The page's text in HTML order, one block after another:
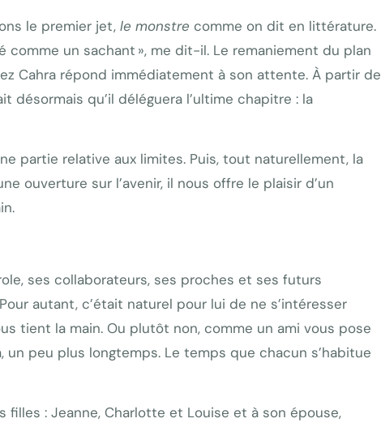
le premier jet, le monstre comme on dit en littérature.
comme un sachant », me dit-il. Le remaniement du plan
Cahra répond immédiatement à son attente. À partir de
désormais qu’il déléguera l’ultime chapitre : la
partie relative aux limites. Puis, tout naturellement, la
ouverture sur l’avenir, il nous offre le plaisir d’un
ses collaborateurs, ses proches et ses futurs
autant, c’était naturel pour lui de ne s’intéresser
tient la main. Ou plutôt non, comme un ami vous pose
peu plus longtemps. Le temps que chacun s’habitue
: Jeanne, Charlotte et Louise et à son épouse,